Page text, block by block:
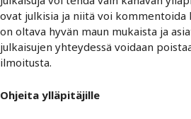
ovat julkisia ja niitä voi kommentoida
on oltava hyvän maun mukaista ja
julkaisujen yhteydessä voidaan
ilmoitusta.
Ohjeita ylläpitäjille